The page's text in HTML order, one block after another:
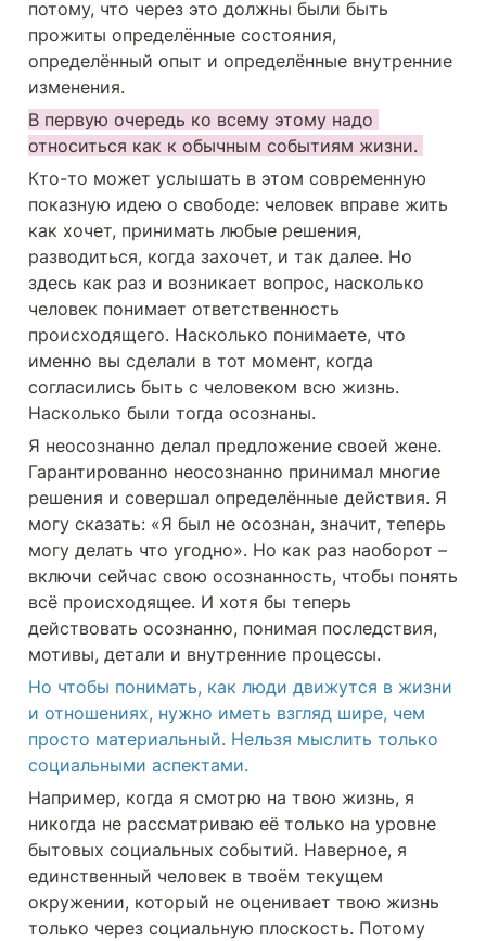
потому, что через это должны были быть
прожиты определённые состояния,
определённый опыт и определённые внутренние
изменения.
В первую очередь ко всему этому надо
относиться как к обычным событиям жизни.
Кто-то может услышать в этом современную
показную идею о свободе: человек вправе жить
как хочет, принимать любые решения,
разводиться, когда захочет, и так далее. Но
здесь как раз и возникает вопрос, насколько
человек понимает ответственность
происходящего. Насколько понимаете, что
именно вы сделали в тот момент, когда
согласились быть с человеком всю жизнь.
Насколько были тогда осознаны.
Я неосознанно делал предложение своей жене.
Гарантированно неосознанно принимал многие
решения и совершал определённые действия. Я
могу сказать: «Я был не осознан, значит, теперь
могу делать что угодно». Но как раз наоборот –
включи сейчас свою осознанность, чтобы понять
всё происходящее. И хотя бы теперь
действовать осознанно, понимая последствия,
мотивы, детали и внутренние процессы.
Но чтобы понимать, как люди движутся в жизни
и отношениях, нужно иметь взгляд шире, чем
просто материальный. Нельзя мыслить только
социальными аспектами.
Например, когда я смотрю на твою жизнь, я
никогда не рассматриваю её только на уровне
бытовых социальных событий. Наверное, я
единственный человек в твоём текущем
окружении, который не оценивает твою жизнь
только через социальную плоскость. Потому